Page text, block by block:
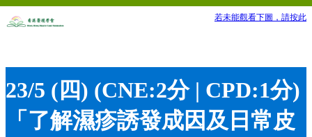
若未能觀看下圖，請按此
23/5 (四) (CNE:2分 | CPD:1分)
「了解濕疹誘發成因及日常皮